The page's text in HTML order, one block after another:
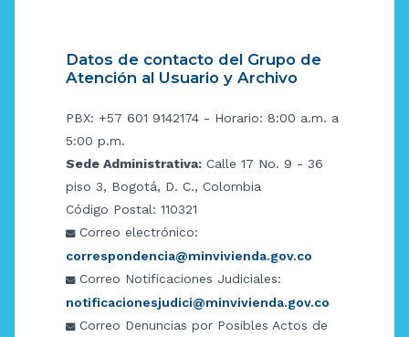
Datos de contacto del Grupo de
Atención al Usuario y Archivo
PBX: +57 601 9142174 - Horario: 8:00 a.m. a
5:00 p.m.
Sede Administrativa: Calle 17 No. 9 - 36
piso 3, Bogotá, D. C., Colombia
Código Postal: 110321
Correo electrónico:
correspondencia@minvivienda.gov.co
Correo Notificaciones Judiciales:
notificacionesjudici@minvivienda.gov.co
Correo Denuncias por Posibles Actos de